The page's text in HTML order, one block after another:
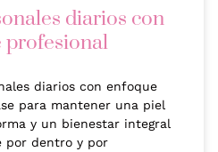
diarios con
profesional
diarios con enfoque
para mantener una piel
y un bienestar integral
por dentro y por